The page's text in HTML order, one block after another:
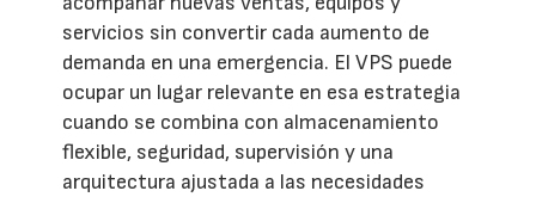
servicios sin convertir cada aumento de
demanda en una emergencia. El VPS puede
ocupar un lugar relevante en esa estrategia
cuando se combina con almacenamiento
flexible, seguridad, supervisión y una
arquitectura ajustada a las necesidades